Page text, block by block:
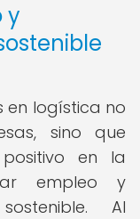
y
en logística no
sino que
en la
empleo y
Al